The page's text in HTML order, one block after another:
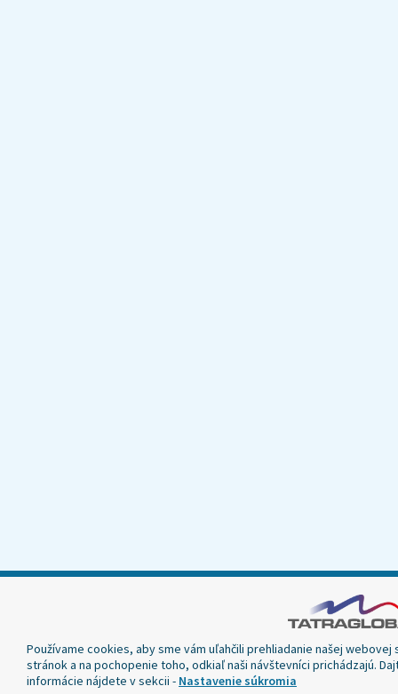
Používame cookies, aby sme vám uľahčili prehliadanie našej
stránok a na pochopenie toho, odkiaľ naši návštevníci prichádzajú.
informácie nájdete v sekcii - Nastavenie súkromia